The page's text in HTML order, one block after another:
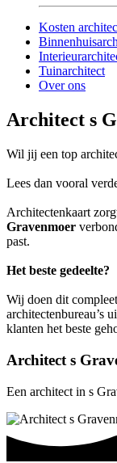
Kosten
Tuinarchitect
Over ons
Architect s
Wil jij een top
Lees dan vooral
Architectenkaart
Gravenmoer
past.
Het beste gedeelte?
Wij doen dit
architectenbureau’s
klanten het beste
Architect s
Een architect in s